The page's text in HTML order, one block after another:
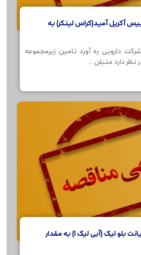
آکریل آمید(کراس لینکر) به
دارویی ره آورد تامین زیرمجموعه
دارد متیلن ...
مناقصه عمومی رنگ برلیانت بلو لیک (آبی لیک 1) به مقدار